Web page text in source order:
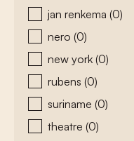
jan renkema (0)
nero (0)
new york (0)
rubens (0)
suriname (0)
theatre (0)